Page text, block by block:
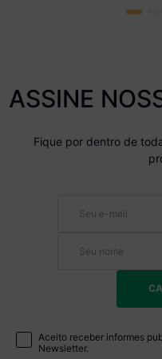
ASSINE
Fique por dentro de
Aceito receber informes
Newsletter.